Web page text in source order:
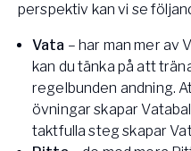
perspektiv kan vi se
Vata – har man mer av
kan du tänka på att
regelbunden andning.
övningar skapar
taktfulla steg skapar